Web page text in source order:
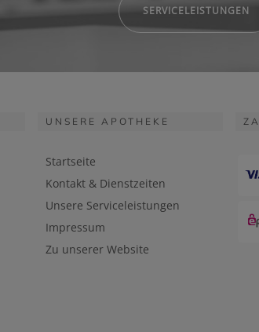
SERVICELEISTUNGEN
UNSERE APOTHEKE
Startseite
Kontakt & Dienstzeiten
Unsere Serviceleistungen
Impressum
Zu unserer Website